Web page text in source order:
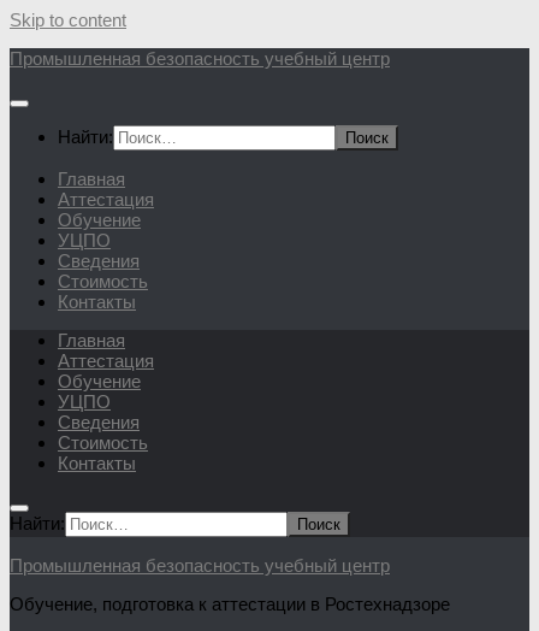
Skip to content
Промышленная безопасность учебный центр
Найти:
Главная
Аттестация
Обучение
УЦПО
Сведения
Стоимость
Контакты
Главная
Аттестация
Обучение
УЦПО
Сведения
Стоимость
Контакты
Найти:
Промышленная безопасность учебный центр
Обучение, подготовка к аттестации в Ростехнадзоре